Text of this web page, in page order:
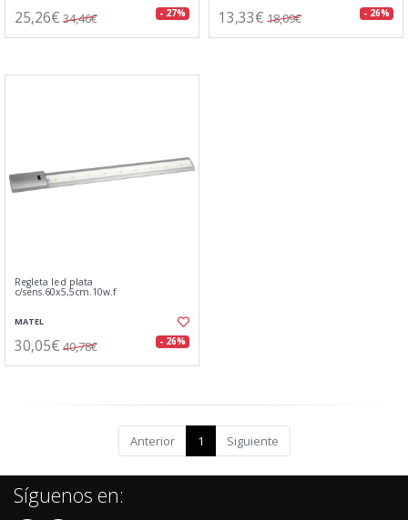
25,26€ 34,46€ - 27% 13,33€ 18,09€ - 26%
Regleta led plata
c/sens.60x5,5cm.10w.f
MATEL
30,05€ 40,78€ - 26%
Anterior 1 Siguiente
Síguenos en: